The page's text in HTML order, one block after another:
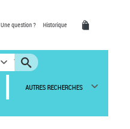
Une question ? Historique
AUTRES RECHERCHES